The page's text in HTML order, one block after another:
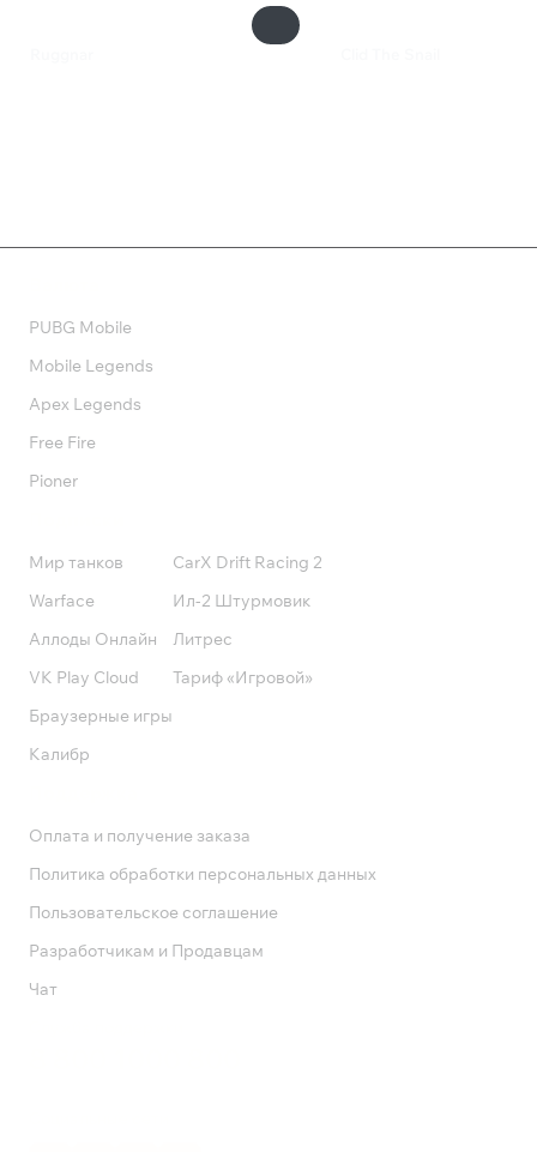
PUBG Mobile
Mobile Legends
Apex Legends
Free Fire
Pioner
Мир танков
Warface
Аллоды Онлайн
VK Play Cloud
Браузерные игры
Калибр
CarX Drift Racing 2
Ил-2 Штурмовик
Литрес
Тариф «Игровой»
Оплата и получение заказа
Политика обработки персональных данных
Пользовательское соглашение
Разработчикам и Продавцам
Чат